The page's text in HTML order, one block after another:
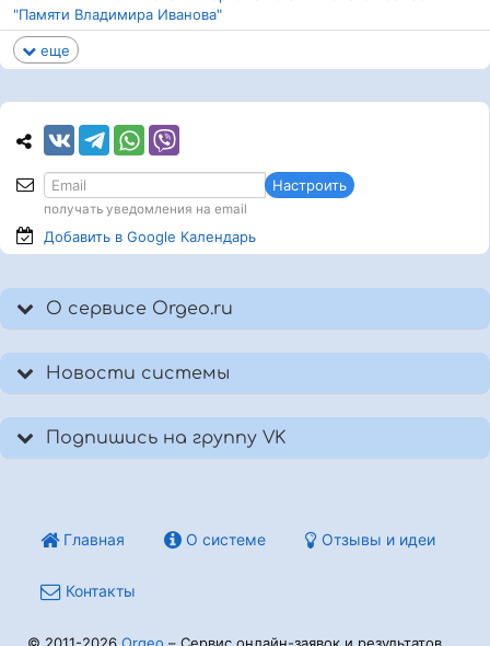
"Памяти Владимира Иванова"
еще
Настроить
получать уведомления на email
Добавить в Google Календарь
О сервисе Orgeo.ru
Новости системы
Подпишись на группу VK
Главная О системе Отзывы и идеи
Контакты